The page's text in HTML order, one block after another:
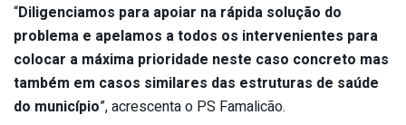
“Diligenciamos para apoiar na rápida solução do
problema e apelamos a todos os intervenientes para
colocar a máxima prioridade neste caso concreto mas
também em casos similares das estruturas de saúde
do município”, acrescenta o PS Famalicão.